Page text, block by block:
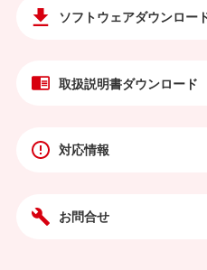
ソフトウェアダウンロー
取扱説明書ダウンロード
対応情報
お問合せ